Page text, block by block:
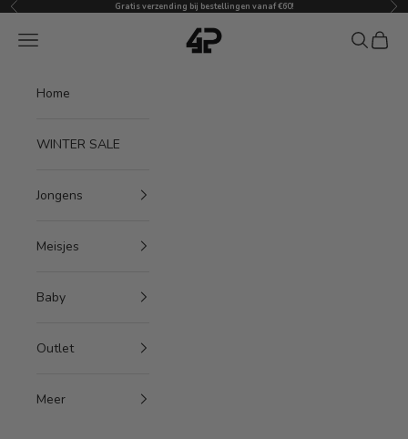
Naar inhoud
Vorige Gratis verzending bij bestellingen vanaf €60!
4President
Menu Zoeken
Home
WINTER SALE
Jongens
Meisjes
Baby
Outlet
Meer